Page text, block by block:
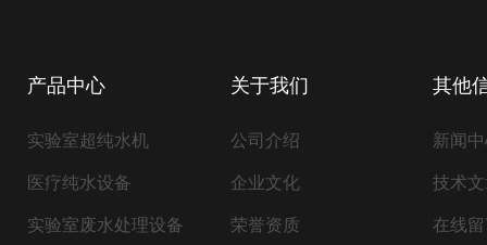
产品中心
实验室超纯水机
医疗纯水设备
实验室废水处理设备
关于我们
公司介绍
企业文化
荣誉资质
其他
新闻
技术
在线